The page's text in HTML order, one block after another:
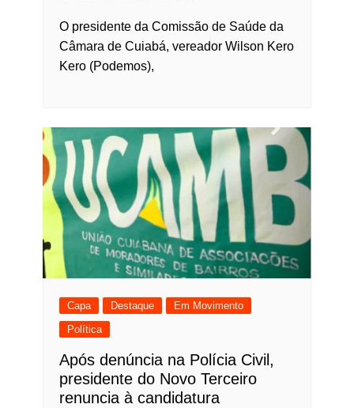
O presidente da Comissão de Saúde da
Câmara de Cuiabá, vereador Wilson Kero
Kero (Podemos),
Capa Destaque
Em Movimento
Política
Após denúncia na Polícia Civil,
presidente do Novo Terceiro
renuncia à candidatura